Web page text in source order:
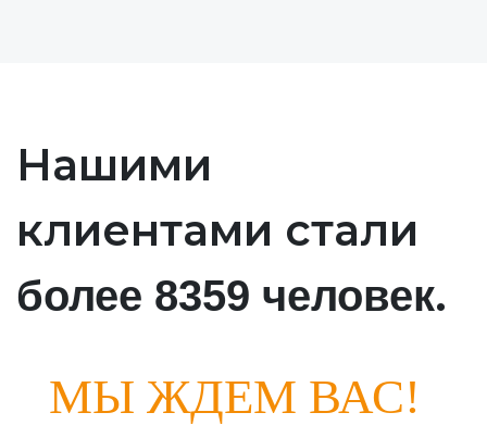
Нашими
клиентами стали
более 8359 человек.
МЫ ЖДЕМ ВАС!